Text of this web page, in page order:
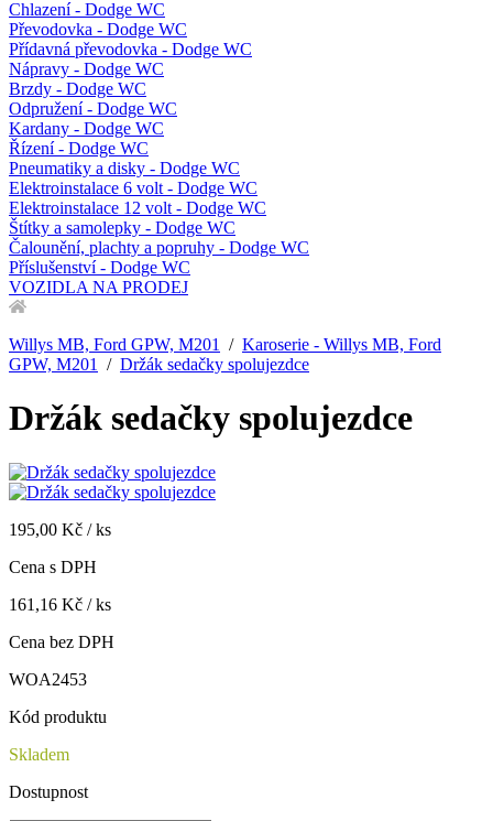
Chlazení - Dodge WC
Převodovka - Dodge WC
Přídavná převodovka - Dodge WC
Nápravy - Dodge WC
Brzdy - Dodge WC
Odpružení - Dodge WC
Kardany - Dodge WC
Řízení - Dodge WC
Pneumatiky a disky - Dodge WC
Elektroinstalace 6 volt - Dodge WC
Elektroinstalace 12 volt - Dodge WC
Štítky a samolepky - Dodge WC
Čalounění, plachty a popruhy - Dodge WC
Příslušenství - Dodge WC
VOZIDLA NA PRODEJ
Willys MB, Ford GPW, M201 / Karoserie - Willys MB, Ford
GPW, M201
/ Držák sedačky spolujezdce
Držák sedačky spolujezdce
195,00 Kč / ks
Cena s DPH
161,16 Kč / ks
Cena bez DPH
WOA2453
Kód produktu
Skladem
Dostupnost